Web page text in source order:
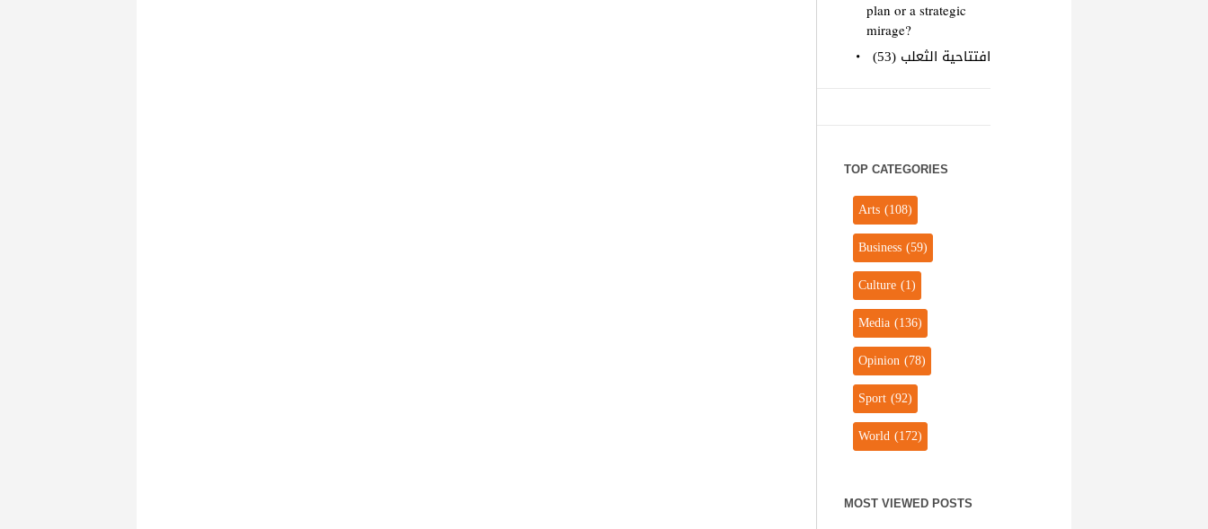
plan or a strategic
mirage?
افتتاحية الثعلب (53)
TOP CATEGORIES
Arts(108)
Business(59)
Culture(1)
Media(136)
Opinion(78)
Sport(92)
World(172)
MOST VIEWED POSTS